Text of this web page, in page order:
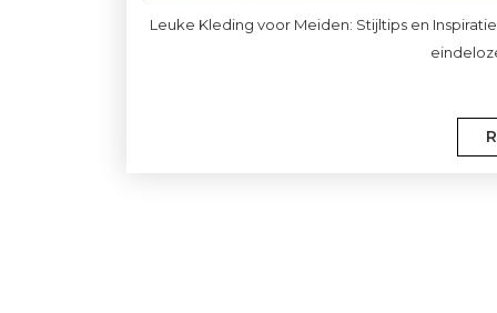
Leuke Kleding voor Meiden: Stijltips en